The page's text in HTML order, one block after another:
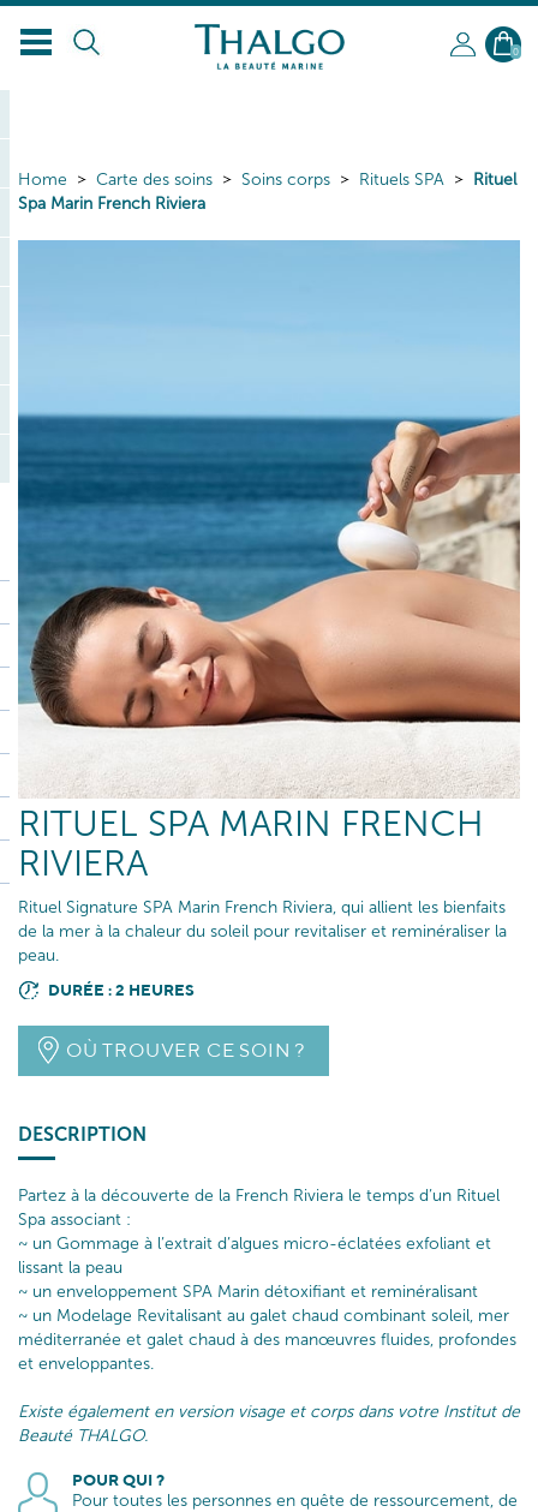
0
Home Carte des soins Soins corps Rituels SPA
Rituel
Spa Marin French Riviera
RITUEL SPA MARIN FRENCH
RIVIERA
Rituel Signature SPA Marin French Riviera, qui allient les bienfaits
de la mer à la chaleur du soleil pour revitaliser et reminéraliser la
peau.
DURÉE : 2 HEURES
OÙ TROUVER CE SOIN ?
DESCRIPTION
Partez à la découverte de la French Riviera le temps d’un Rituel
Spa associant :
~ un Gommage à l’extrait d’algues micro-éclatées exfoliant et
lissant la peau
~ un enveloppement SPA Marin détoxifiant et reminéralisant
~ un Modelage Revitalisant au galet chaud combinant soleil, mer
méditerranée et galet chaud à des manœuvres fluides, profondes
et enveloppantes.
Existe également en version visage et corps dans votre Institut de
Beauté THALGO.
POUR QUI ?
Pour toutes les personnes en quête de ressourcement, de